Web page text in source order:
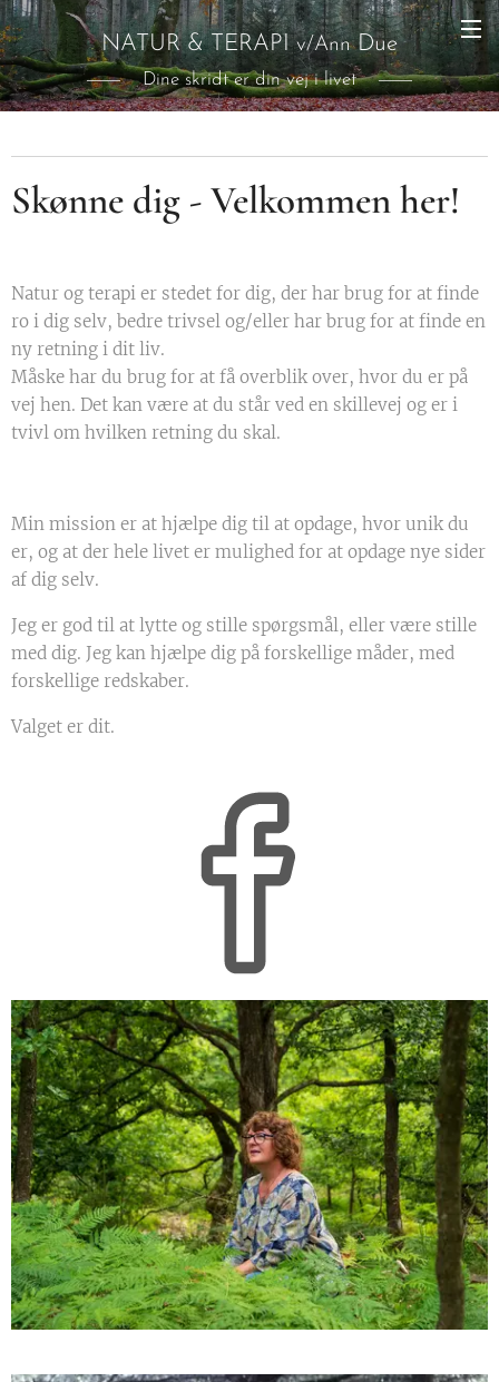
NATUR & TERAPIv/AnnDue
Dine skridt er din vej i livet
Skønne dig - Velkommen her!
Natur og terapi er stedet for dig, der har brug for at finde
ro i dig selv, bedre trivsel og/eller har brug for at finde en
ny retning i dit liv.
Måske har du brug for at få overblik over, hvor du er på
vej hen. Det kan være at du står ved en skillevej og er i
tvivl om hvilken retning du skal.
Min mission er at hjælpe dig til at opdage, hvor unik du
er, og at der hele livet er mulighed for at opdage nye sider
af dig selv.
Jeg er god til at lytte og stille spørgsmål, eller være stille
med dig. Jeg kan hjælpe dig på forskellige måder, med
forskellige redskaber.
Valget er dit.